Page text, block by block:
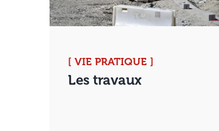
[ VIE PRATIQUE ]
Les travaux